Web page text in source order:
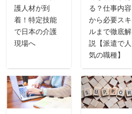
護人材が到
着！特定技能
で日本の介護
現場へ
る？仕事内容
から必要スキ
ルまで徹底解
説【派遣で人
気の職種】